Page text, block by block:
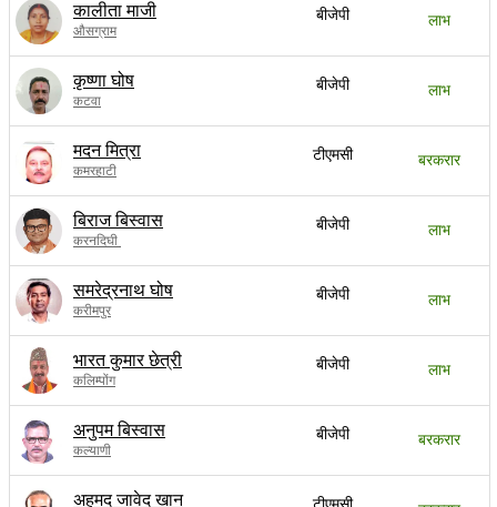
कालीता माजी
औसग्राम
बीजेपी लाभ
कृष्णा घोष
कटवा
बीजेपी लाभ
मदन मित्रा
कमरहाटी
टीएमसी बरकरार
बिराज बिस्वास
करनदिघी
बीजेपी लाभ
समरेद्रनाथ घोष
करीमपुर
बीजेपी लाभ
भारत कुमार छेत्री
कलिम्पोंग
बीजेपी लाभ
अनुपम बिस्वास
कल्याणी
बीजेपी बरकरार
अहमद जावेद खान